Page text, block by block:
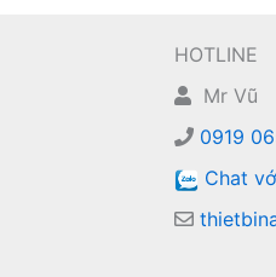
HOTLINE
Mr Vũ
0919
Chat